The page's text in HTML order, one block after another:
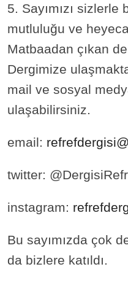
5. Sayımızı sizlerle
mutluluğu ve
Matbaadan çıkan
Dergimize
mail ve sosyal
ulaşabilirsiniz.
email:
twitter:
instagram:
Bu sayımızda çok
da bizlere katıldı.